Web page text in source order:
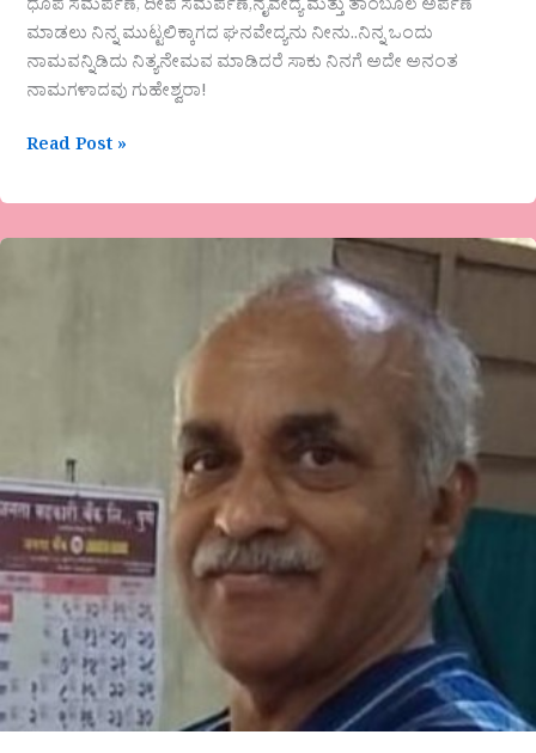
ಧೂಪ ಸಮರ್ಪಣೆ, ದೀಪ ಸಮರ್ಪಣೆ,ನೈವೇದ್ಯ ಮತ್ತು ತಾಂಬೂಲ ಅರ್ಪಣೆ
ಮಾಡಲು ನಿನ್ನ ಮುಟ್ಟಲಿಕ್ಕಾಗದ ಘನವೇದ್ಯನು ನೀನು..ನಿನ್ನ ಒಂದು
ನಾಮವನ್ನಿಡಿದು ನಿತ್ಯನೇಮವ ಮಾಡಿದರೆ ಸಾಕು ನಿನಗೆ ಅದೇ ಅನಂತ
ನಾಮಗಳಾದವು ಗುಹೇಶ್ವರಾ!
Read Post »